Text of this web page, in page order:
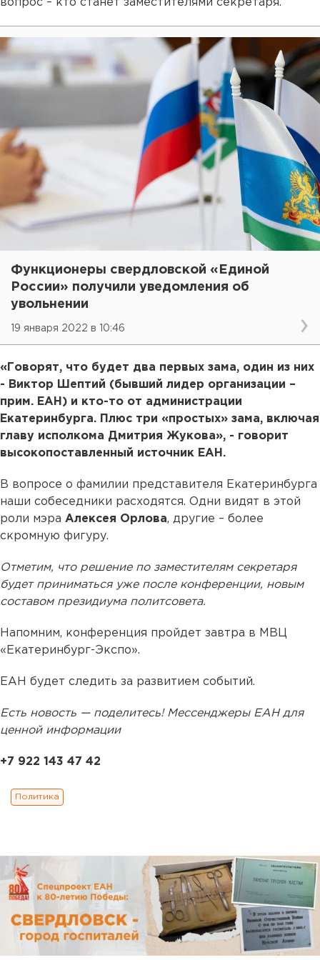
вопрос – кто станет заместителями секретаря.
Функционеры свердловской «Единой
России» получили уведомления об
увольнении
19 января 2022 в 10:46
«Говорят, что будет два первых зама, один из них
- Виктор Шептий (бывший лидер организации –
прим. ЕАН) и кто-то от администрации
Екатеринбурга. Плюс три «простых» зама, включая
главу исполкома Дмитрия Жукова», - говорит
высокопоставленный источник ЕАН.
В вопросе о фамилии представителя Екатеринбурга
наши собеседники расходятся. Одни видят в этой
роли мэра Алексея Орлова, другие – более
скромную фигуру.
Отметим, что решение по заместителям секретаря
будет приниматься уже после конференции, новым
составом президиума политсовета.
Напомним, конференция пройдет завтра в МВЦ
«Екатеринбург-Экспо».
ЕАН будет следить за развитием событий.
Есть новость — поделитесь! Мессенджеры ЕАН для
ценной информации
+7 922 143 47 42
Политика